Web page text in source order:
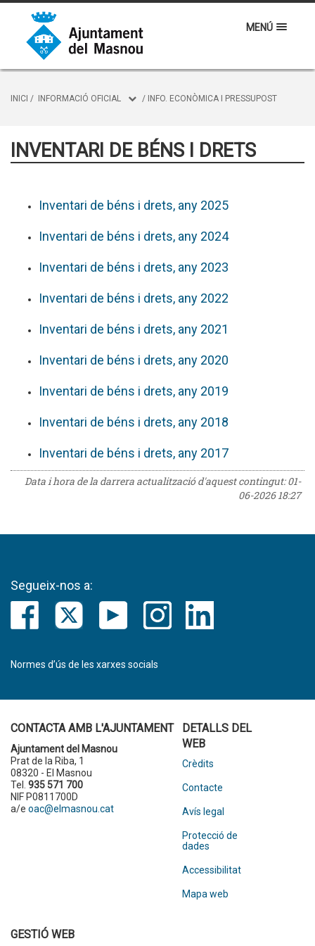
MENÚ
INICI / INFORMACIÓ OFICIAL / INFO. ECONÒMICA I PRESSUPOST
INVENTARI DE BÉNS I DRETS
Inventari de béns i drets, any 2025
Inventari de béns i drets, any 2024
Inventari de béns i drets, any 2023
Inventari de béns i drets, any 2022
Inventari de béns i drets, any 2021
Inventari de béns i drets, any 2020
Inventari de béns i drets, any 2019
Inventari de béns i drets, any 2018
Inventari de béns i drets, any 2017
Data i hora de la darrera actualització d'aquest contingut:01-
06-2026 18:27
Segueix-nos a:
Normes d’ús de les xarxes socials
CONTACTA AMB L'AJUNTAMENT
Ajuntament del Masnou
Prat de la Riba, 1
08320 - El Masnou
Tel. 935 571 700
NIF P0811700D
a/e oac@elmasnou.cat
DETALLS DEL
WEB
Crèdits
Contacte
Avís legal
Protecció de
dades
Accessibilitat
Mapa web
GESTIÓ WEB